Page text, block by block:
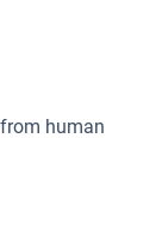
human